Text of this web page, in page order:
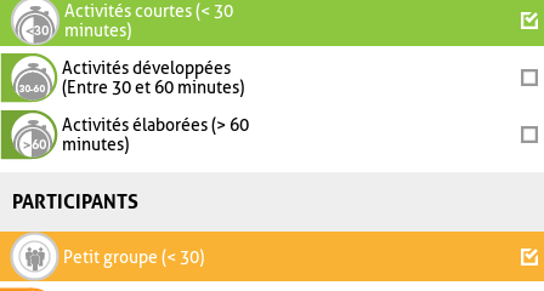
Activités courtes (< 30
minutes)
Activités développées
(Entre 30 et 60 minutes)
Activités élaborées (> 60
minutes)
PARTICIPANTS
Petit groupe (< 30)